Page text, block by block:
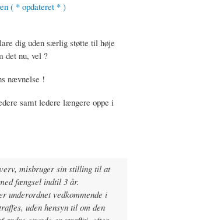
( * opdateret * )
dig uden særlig støtte til høje
det nu, vel ?
nævnelse !
samt ledere længere oppe i
misbruger sin stilling til at
fængsel indtil 3 år.
underordnet vedkommende i
uden hensyn til om den